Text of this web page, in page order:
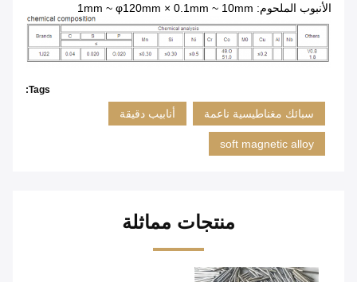
الأنبوب الملحوم: 1mm ~ φ120mm × 0.1mm ~ 10mm
Tags:
سبائك مغناطيسية ناعمة أنابيب دقيقة
soft magnetic alloy
منتجات مماثلة